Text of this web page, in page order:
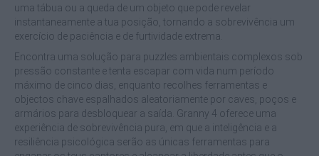
uma tábua ou a queda de um objeto que pode revelar
instantaneamente a tua posição, tornando a sobrevivência um
exercício de paciência e de furtividade extrema.
Encontra uma solução para puzzles ambientais complexos sob
pressão constante e tenta escapar com vida num período
máximo de cinco dias, enquanto recolhes ferramentas e
objectos chave espalhados aleatoriamente por caves, poços e
armários para desbloquear a saída. Granny 4 oferece uma
experiência de sobrevivência pura, em que a inteligência e a
resiliência psicológica serão as únicas ferramentas para